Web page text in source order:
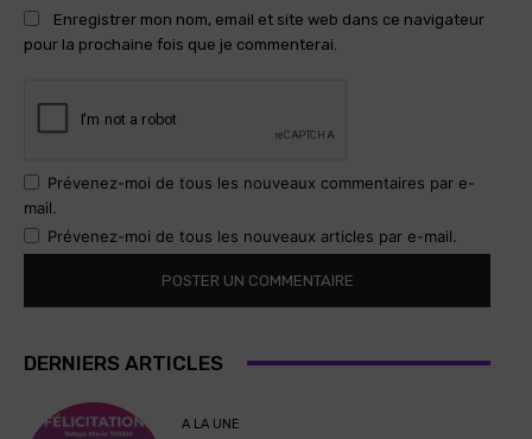
Enregistrer mon nom, email et site web dans ce navigateur
pour la prochaine fois que je commenterai.
Prévenez-moi de tous les nouveaux commentaires par e-
mail.
Prévenez-moi de tous les nouveaux articles par e-mail.
DERNIERS ARTICLES
A LA UNE